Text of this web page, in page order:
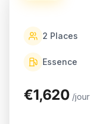
2 Places
Essence
€1,620 /jour